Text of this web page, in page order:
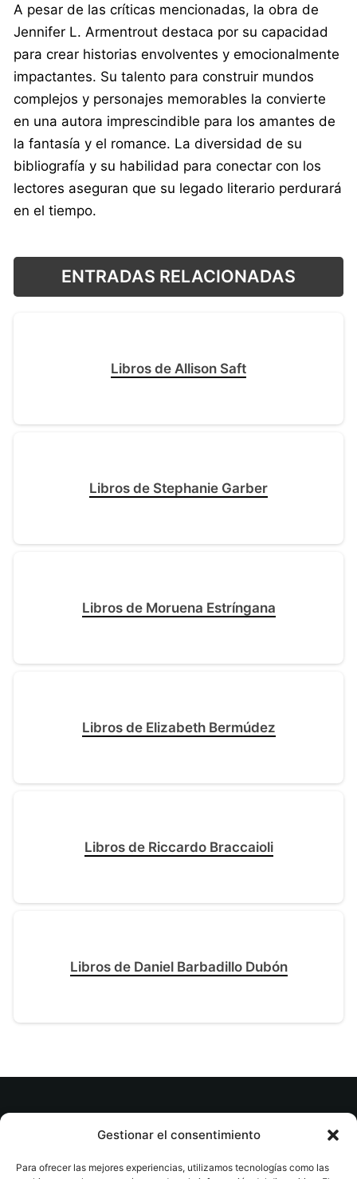
Gestionar el consentimiento
Para ofrecer las mejores experiencias, utilizamos tecnologías como las
A pesar de las críticas mencionadas, la obra de
Jennifer L. Armentrout destaca por su capacidad
para crear historias envolventes y emocionalmente
impactantes. Su talento para construir mundos
complejos y personajes memorables la convierte
en una autora imprescindible para los amantes de
la fantasía y el romance. La diversidad de su
bibliografía y su habilidad para conectar con los
lectores aseguran que su legado literario perdurará
en el tiempo.
ENTRADAS RELACIONADAS
Libros de Allison Saft
Libros de Stephanie Garber
Libros de Moruena Estríngana
Libros de Elizabeth Bermúdez
Libros de Riccardo Braccaioli
Libros de Daniel Barbadillo Dubón
© tuslibrosvip.com · Todos los derechos